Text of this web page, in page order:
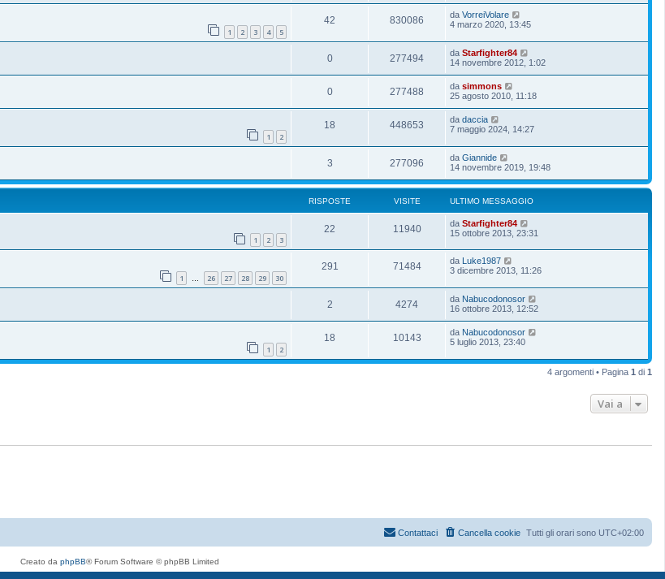
1 2 3 4 5
42 830086 da VorreiVolare
4 marzo 2020, 13:45
0 277494 da Starfighter84
14 novembre 2012, 1:02
0 277488 da simmons
25 agosto 2010, 11:18
1 2
18 448653 da daccia
7 maggio 2024, 14:27
3 277096 da Giannide
14 novembre 2019, 19:48
RISPOSTE VISITE ULTIMO MESSAGGIO
1 2 3
22 11940 da Starfighter84
15 ottobre 2013, 23:31
1 … 26 27 28 29 30
291 71484 da
Luke1987
3 dicembre 2013, 11:26
2 4274 da Nabucodonosor
16 ottobre 2013, 12:52
1 2
18 10143 da Nabucodonosor
5 luglio 2013, 23:40
4 argomenti • Pagina 1 di 1
Vai a
Tutti gli orari sono UTC+02:00
Cancella cookie
Contattaci
Creato da phpBB® Forum Software © phpBB Limited